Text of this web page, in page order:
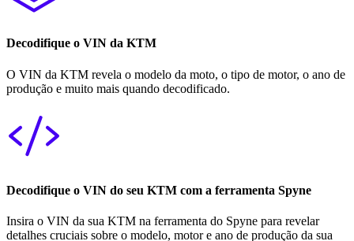
Decodifique o VIN da KTM
O VIN da KTM revela o modelo da moto, o tipo de motor, o ano de
produção e muito mais quando decodificado.
Decodifique o VIN do seu KTM com a ferramenta Spyne
Insira o VIN da sua KTM na ferramenta do Spyne para revelar
detalhes cruciais sobre o modelo, motor e ano de produção da sua